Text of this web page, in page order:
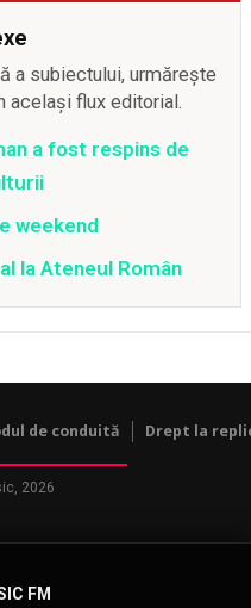
FM
a subiectului, urmărește
același flux editorial.
a fost respins de
weekend
la Ateneul Român
de conduită Drept la
2026